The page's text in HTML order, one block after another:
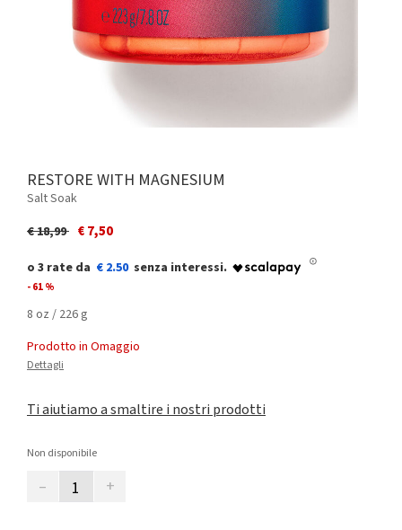
RESTORE WITH MAGNESIUM
Salt Soak
Price reduced from
€ 18,99to€ 7,50
€ 2.50
- 61 %
8 oz / 226 g
Prodotto in Omaggio
Dettagli
Ti aiutiamo a smaltire i nostri prodotti
Non disponibile
– +